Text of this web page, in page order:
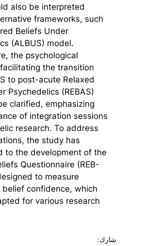
also be interpreted
frameworks, such
Beliefs Under
(ALBUS) model.
the psychological
the transition
to post-acute Relaxed
Psychedelics (REBAS)
clarified, emphasizing
of integration sessions
research. To address
the study has
to the development of the
Questionnaire (REB-
to measure
belief confidence, which
for various research
شارك: